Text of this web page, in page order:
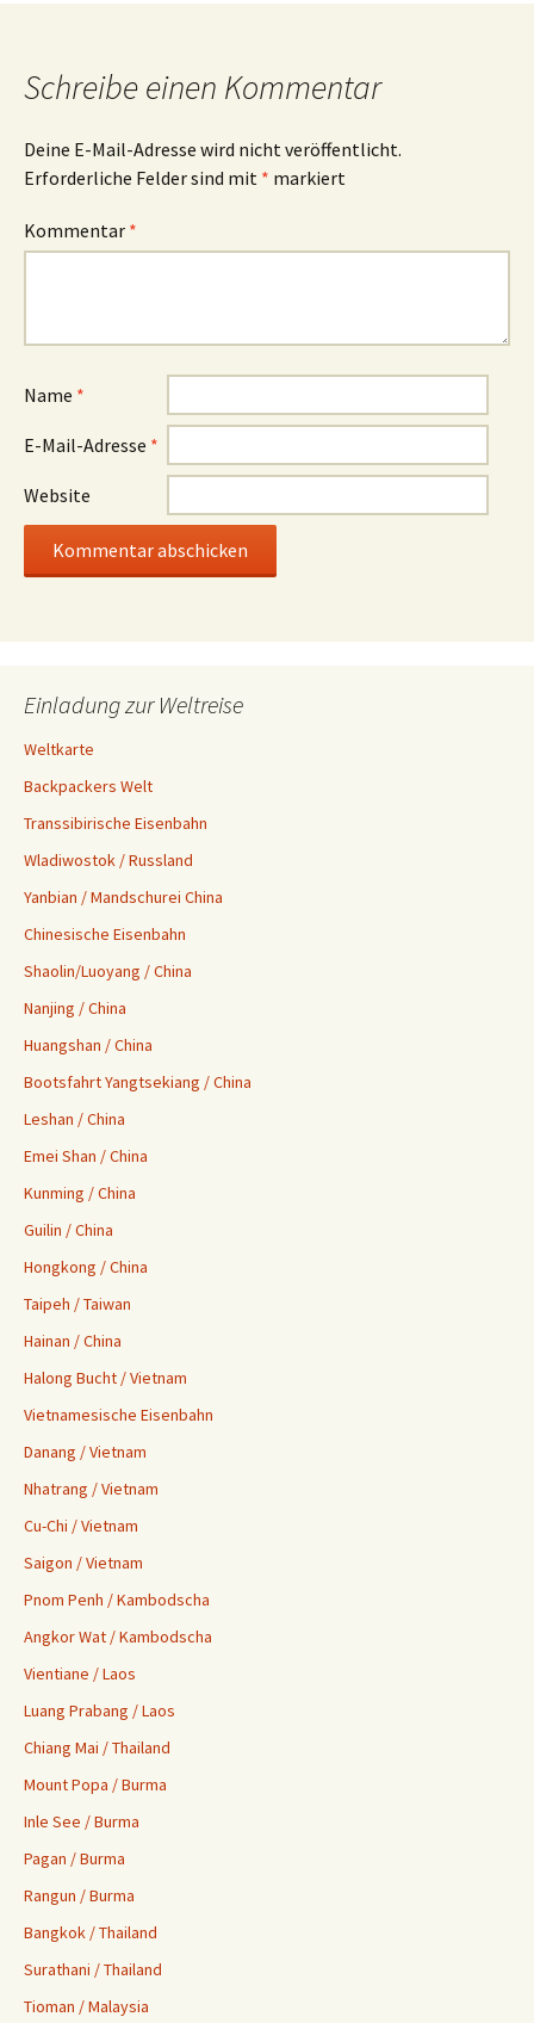
o
r
Schreibe einen Kommentar
Deine E-Mail-Adresse wird nicht veröffentlicht.
Erforderliche Felder sind mit * markiert
Kommentar *
Name *
E-Mail-Adresse *
Website
Einladung zur Weltreise
Weltkarte
Backpackers Welt
Transsibirische Eisenbahn
Wladiwostok / Russland
Yanbian / Mandschurei China
Chinesische Eisenbahn
Shaolin/Luoyang / China
Nanjing / China
Huangshan / China
Bootsfahrt Yangtsekiang / China
Leshan / China
Emei Shan / China
Kunming / China
Guilin / China
Hongkong / China
Taipeh / Taiwan
Hainan / China
Halong Bucht / Vietnam
Vietnamesische Eisenbahn
Danang / Vietnam
Nhatrang / Vietnam
Cu-Chi / Vietnam
Saigon / Vietnam
Pnom Penh / Kambodscha
Angkor Wat / Kambodscha
Vientiane / Laos
Luang Prabang / Laos
Chiang Mai / Thailand
Mount Popa / Burma
Inle See / Burma
Pagan / Burma
Rangun / Burma
Bangkok / Thailand
Surathani / Thailand
Tioman / Malaysia